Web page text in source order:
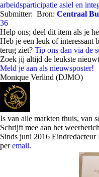
arbeidsparticipatie asiel en
Submitter: Bron: Centraal
36
Help ons; deel dit item als je
Heb je een leuk of interessant
terug ziet? Tip ons dan via de
Zoek jij altijd de leukste
Meld je aan als nieuwsposter!
Monique Verlind (DJMO)
Is van alle markten thuis, van
Schrijft mee aan het
Sinds juni 2016
peremail.